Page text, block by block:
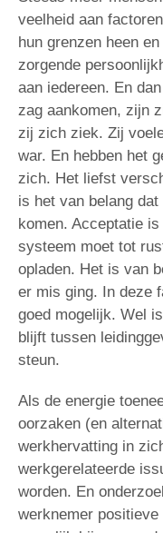
veelheid aan
hun grenzen heen
zorgende
aan iedereen. En
zag aankomen, zijn
zij zich ziek. Zij
war. En hebben het
zich. Het liefst
is het van belang
komen. Acceptatie
systeem moet tot
opladen. Het is van
er mis ging. In deze
goed mogelijk. Wel
blijft tussen
steun.
Als de energie
oorzaken (en
werkhervatting in
werkgerelateerde
worden. En
werknemer